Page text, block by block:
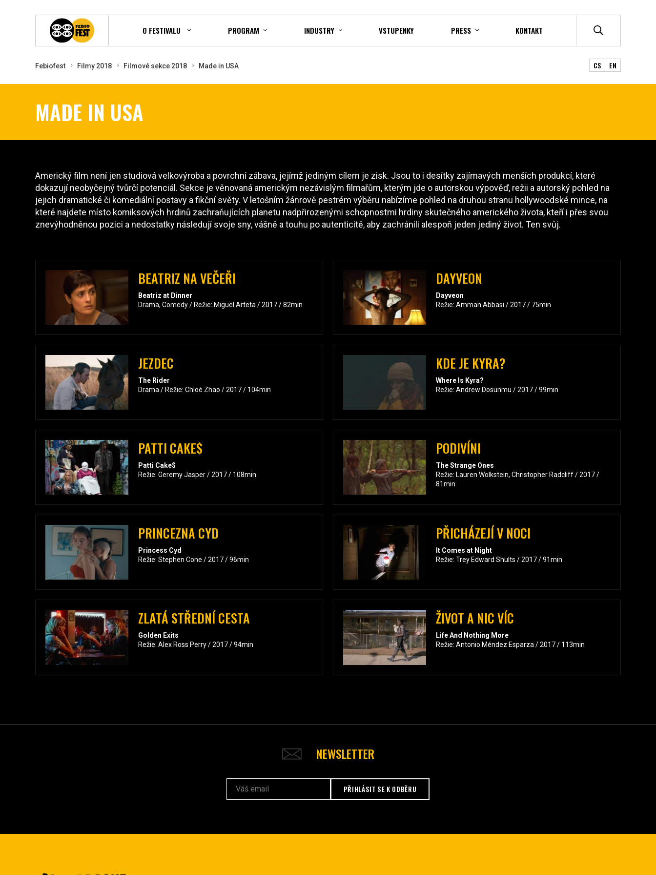
O FESTIVALU PROGRAM INDUSTRY VSTUPENKY PRESS KONTAKT
Febiofest Filmy 2018 Filmové sekce 2018 Made in USA CS EN
MADE IN USA
Americký film není jen studiová velkovýroba a povrchní zábava, jejímž jediným cílem je zisk. Jsou to i desítky zajímavých menších produkcí, které
dokazují neobyčejný tvůrčí potenciál. Sekce je věnovaná americkým nezávislým filmařům, kterým jde o autorskou výpověď, režii a autorský pohled na
jejich dramatické či komediální postavy a fikční světy. V letošním žánrově pestrém výběru nabízíme pohled na druhou stranu hollywoodské mince, na
které najdete místo komiksových hrdinů zachraňujících planetu nadpřirozenými schopnostmi hrdiny skutečného amerického života, kteří i přes svou
znevýhodněnou pozici a nedostatky následují svoje sny, vášně a touhu po autenticitě, aby zachránili alespoň jeden jediný život. Ten svůj.
BEATRIZ NA VEČEŘI
Beatriz at Dinner
Drama, Comedy / Režie: Miguel Arteta / 2017 / 82min
DAYVEON
Dayveon
Režie: Amman Abbasi / 2017 / 75min
JEZDEC
The Rider
Drama / Režie: Chloé Zhao / 2017 / 104min
KDE JE KYRA?
Where Is Kyra?
Režie: Andrew Dosunmu / 2017 / 99min
PATTI CAKE$
Patti Cake$
Režie: Geremy Jasper / 2017 / 108min
PODIVÍNI
The Strange Ones
Režie: Lauren Wolkstein, Christopher Radcliff / 2017 /
81min
PRINCEZNA CYD
Princess Cyd
Režie: Stephen Cone / 2017 / 96min
PŘICHÁZEJÍ V NOCI
It Comes at Night
Režie: Trey Edward Shults / 2017 / 91min
ZLATÁ STŘEDNÍ CESTA
Golden Exits
Režie: Alex Ross Perry / 2017 / 94min
ŽIVOT A NIC VÍC
Life And Nothing More
Režie: Antonio Méndez Esparza / 2017 / 113min
NEWSLETTER
PŘIHLÁSIT SE K ODBĚRU